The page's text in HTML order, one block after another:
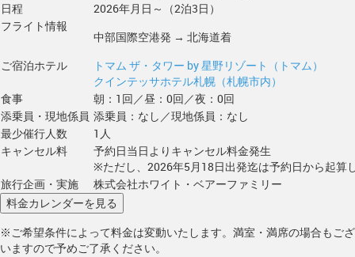
日程
2026年月日～（2泊3日）
フライト情報
中部国際空港発 → 北海道着
ご宿泊ホテル
トマム ザ・タワー by 星野リゾート（トマム）
クインテッサホテル札幌（札幌市内）
食事
朝：1回／昼：0回／夜：0回
添乗員・現地係員 添乗員：なし／現地係員：なし
最少催行人数
1人
キャンセル料
予約日当日よりキャンセル料金発生
※ただし、2026年5月18日出発迄は予約日から起算
旅行企画・実施
株式会社ホワイト・ベアーファミリー
※ご希望条件によって料金は変動いたします。満室・満席の場合もござ
いますので予めご了承ください。